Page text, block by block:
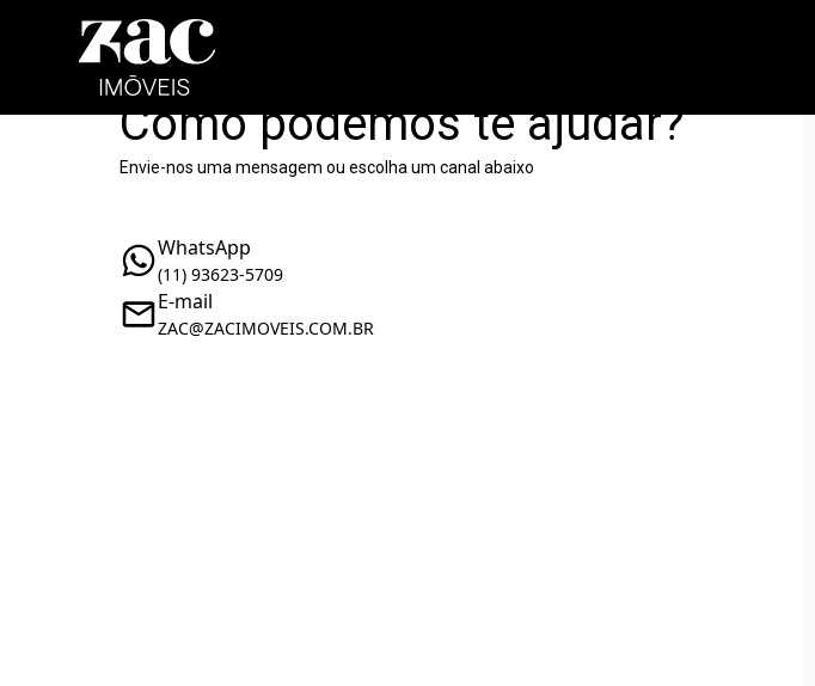
Como podemos te ajudar?
Envie-nos uma mensagem ou escolha um canal abaixo
WhatsApp
(11) 93623-5709
E-mail
ZAC@ZACIMOVEIS.COM.BR